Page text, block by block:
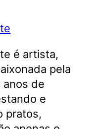
é artista,
pela
anos de
e
pratos,